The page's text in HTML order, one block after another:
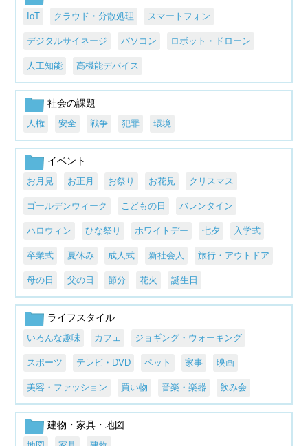
IoT クラウド・分散処理 スマートフォン
デジタルサイネージ パソコン ロボット・ドローン
人工知能 高機能デバイス
社会の課題
人権 安全 戦争 犯罪 環境
イベント
お月見 お正月 お祭り お花見 クリスマス
ゴールデンウィーク こどもの日 バレンタイン
ハロウィン ひな祭り ホワイトデー 七夕 入学式
卒業式 夏休み 成人式 新社会人 旅行・アウトドア
母の日 父の日 節分 花火 誕生日
ライフスタイル
いろんな趣味 カフェ ジョギング・ウォーキング
スポーツ テレビ・DVD ペット 家事 映画
美容・ファッション 買い物 音楽・楽器 飲み会
建物・家具・地図